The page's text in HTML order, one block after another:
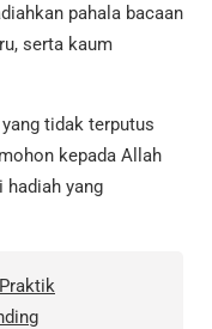
pahala bacaan
serta kaum
tidak terputus
kepada Allah
hadiah yang